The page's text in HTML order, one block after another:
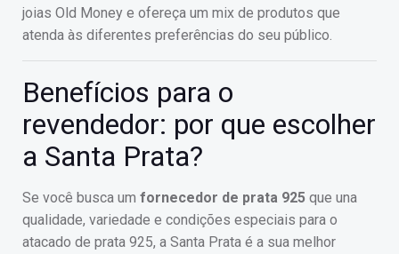
joias Old Money e ofereça um mix de produtos que
atenda às diferentes preferências do seu público.
Benefícios para o
revendedor: por que escolher
a Santa Prata?
Se você busca um fornecedor de prata 925 que una
qualidade, variedade e condições especiais para o
atacado de prata 925, a Santa Prata é a sua melhor